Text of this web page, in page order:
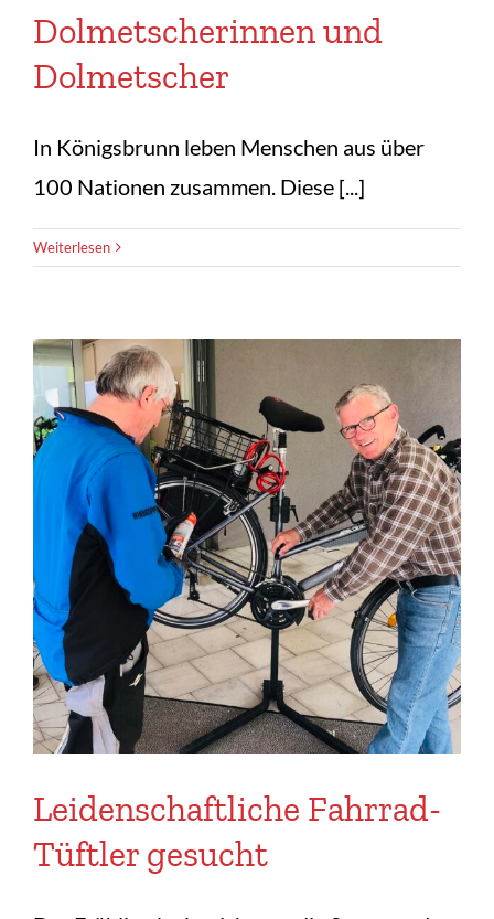
Dolmetscherinnen und
Dolmetscher
In Königsbrunn leben Menschen aus über
100 Nationen zusammen. Diese [...]
Weiterlesen
Leidenschaftliche Fahrrad-
Tüftler gesucht